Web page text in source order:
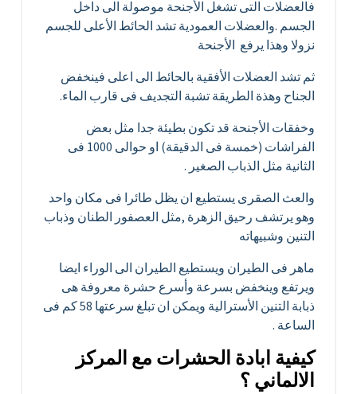
فالعضلات التى تشغل الأجنحة موصولة الى داخل
الجسم .والعضلات العمودية تشد الحائط الأعلى للجسم
نزولا وهذا يرفع الأجنحة
ثم تشد العضلات الأفقية بالحائط الى اعلى فينخفض
الجناح وهذة الطريقة تشبة التجديف فى قارب الماء.
وخفقات الأجنحة قد تكون بطيئة جدا مثل بعض
الفراشات (خمسة فى الدقيقة) او حوالى 1000 فى
الثانية مثل الذباب الصغير .
والعث الصقرى يستطيع ان يظل طائرا فى مكان واحد
وهو يرتشف رحيق الزهرة ,مثل العصفور الطنان وذباب
التنين وشبيهاته
ماهر فى الطيران ويستطيع الطيران الى الوراء ايضا
ويرتفع وينخفض بسرعة وأسرع حشرة معروفة هى
ذبابة التنين الأسترالية ويمكن ان تبلغ سرعتها 58 كم فى
الساعة .
كيفية ابادة الحشرات مع المركز
الالماني ؟